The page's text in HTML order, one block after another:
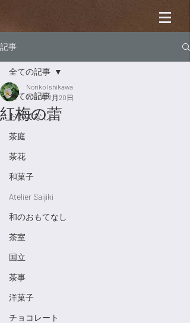
記事
全ての記事
おもてなし
茶庭
茶花
和菓子
Atelier Saijiki
和のおもてなし
茶室
国立
茶事
洋菓子
チョコレート
全ての記事
紅梅の蕾
Noriko Ishikawa
2022年2月20日